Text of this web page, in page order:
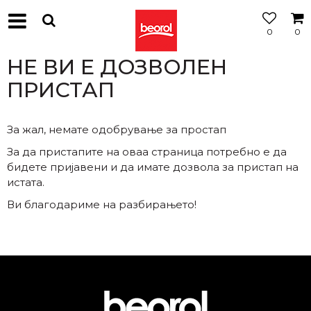
0
0
БЕСПЛАТНА
ИСПОРАКА
НЕ ВИ Е ДОЗВОЛЕН
ПРИСТАП
За жал, немате одобрување за простап
За да пристапите на оваа страница потребно е да
бидете пријавени и да имате дозвола за пристап на
истата.
Ви благодариме на разбирањето!